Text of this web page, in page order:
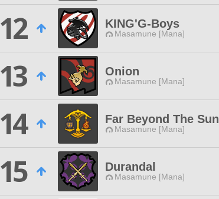
12
KING'G-Boys
Masamune [Mana]
13
Onion
Masamune [Mana]
14
Far Beyond The Sun
Masamune [Mana]
15
Durandal
Masamune [Mana]